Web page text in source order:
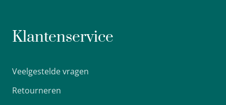
Klantenservice
Veelgestelde vragen
Retourneren